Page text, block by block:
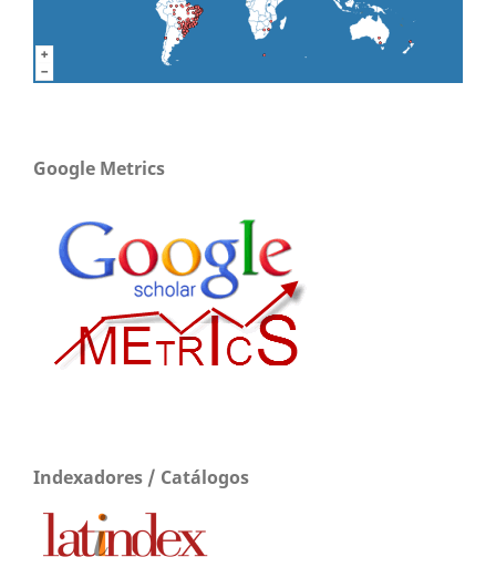
Google Metrics
Indexadores / Catálogos